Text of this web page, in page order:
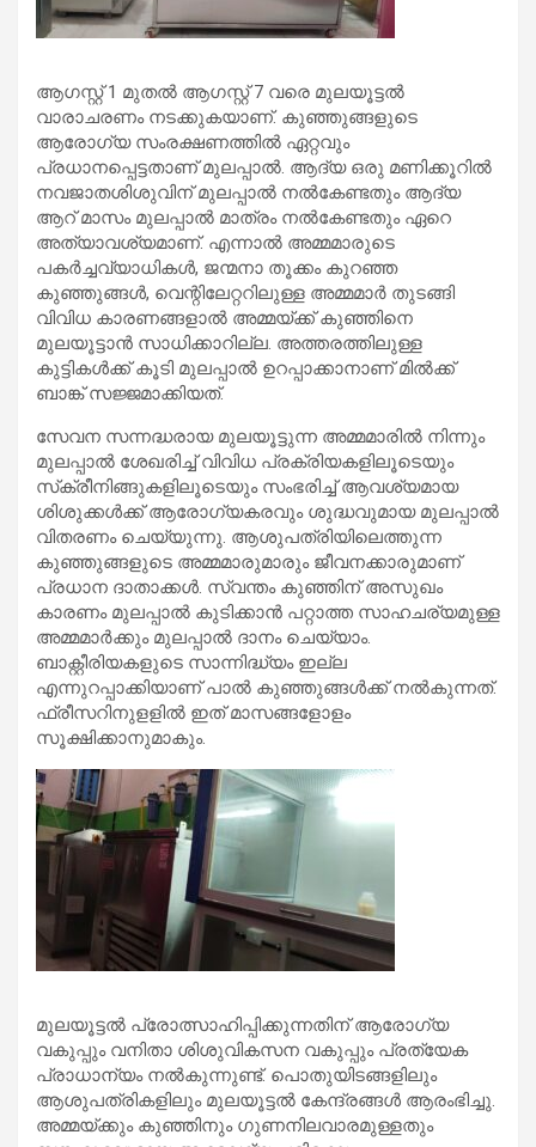
ആഗസ്റ്റ് 1 മുതല്‍ ആഗസ്റ്റ് 7 വരെ മുലയൂട്ടല്‍
വാരാചരണം നടക്കുകയാണ്. കുഞ്ഞുങ്ങളുടെ
ആരോഗ്യ സംരക്ഷണത്തില്‍ ഏറ്റവും
പ്രധാനപ്പെട്ടതാണ് മുലപ്പാല്‍. ആദ്യ ഒരു മണിക്കൂറില്‍
നവജാതശിശുവിന് മുലപ്പാല്‍ നല്‍കേണ്ടതും ആദ്യ
ആറ് മാസം മുലപ്പാല്‍ മാത്രം നല്‍കേണ്ടതും ഏറെ
അത്യാവശ്യമാണ്. എന്നാല്‍ അമ്മമാരുടെ
പകര്‍ച്ചവ്യാധികള്‍, ജന്മനാ തൂക്കം കുറഞ്ഞ
കുഞ്ഞുങ്ങള്‍, വെന്റിലേറ്ററിലുള്ള അമ്മമാര്‍ തുടങ്ങി
വിവിധ കാരണങ്ങളാല്‍ അമ്മയ്ക്ക് കുഞ്ഞിനെ
മുലയൂട്ടാന്‍ സാധിക്കാറില്ല. അത്തരത്തിലുള്ള
കുട്ടികള്‍ക്ക് കൂടി മുലപ്പാല്‍ ഉറപ്പാക്കാനാണ് മില്‍ക്ക്
ബാങ്ക് സജ്ജമാക്കിയത്.
സേവന സന്നദ്ധരായ മുലയൂട്ടുന്ന അമ്മമാരില്‍ നിന്നും
മുലപ്പാല്‍ ശേഖരിച്ച് വിവിധ പ്രക്രിയകളിലൂടെയും
സ്‌ക്രീനിങ്ങുകളിലൂടെയും സംഭരിച്ച് ആവശ്യമായ
ശിശുക്കള്‍ക്ക് ആരോഗ്യകരവും ശുദ്ധവുമായ മുലപ്പാല്‍
വിതരണം ചെയ്യുന്നു. ആശുപത്രിയിലെത്തുന്ന
കുഞ്ഞുങ്ങളുടെ അമ്മമാരുമാരും ജീവനക്കാരുമാണ്
പ്രധാന ദാതാക്കള്‍. സ്വന്തം കുഞ്ഞിന് അസുഖം
കാരണം മുലപ്പാല്‍ കുടിക്കാന്‍ പറ്റാത്ത സാഹചര്യമുള്ള
അമ്മമാര്‍ക്കും മുലപ്പാല്‍ ദാനം ചെയ്യാം.
ബാക്റ്റീരിയകളുടെ സാന്നിദ്ധ്യം ഇല്ല
എന്നുറപ്പാക്കിയാണ് പാല്‍ കുഞ്ഞുങ്ങള്‍ക്ക് നല്‍കുന്നത്.
ഫ്രീസറിനുളളില്‍ ഇത് മാസങ്ങളോളം
സൂക്ഷിക്കാനുമാകും.
മുലയൂട്ടല്‍ പ്രോത്സാഹിപ്പിക്കുന്നതിന് ആരോഗ്യ
വകുപ്പും വനിതാ ശിശുവികസന വകുപ്പും പ്രത്യേക
പ്രാധാന്യം നല്‍കുന്നുണ്ട്. പൊതുയിടങ്ങളിലും
ആശുപത്രികളിലും മുലയൂട്ടല്‍ കേന്ദ്രങ്ങള്‍ ആരംഭിച്ചു.
അമ്മയ്ക്കും കുഞ്ഞിനും ഗുണനിലവാരമുള്ളതും